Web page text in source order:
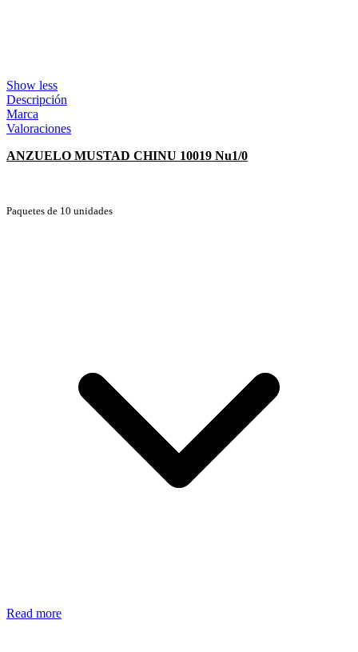
Show less
Descripción
Marca
Valoraciones
ANZUELO MUSTAD CHINU 10019 Nu1/0
Paquetes de 10 unidades
Read more